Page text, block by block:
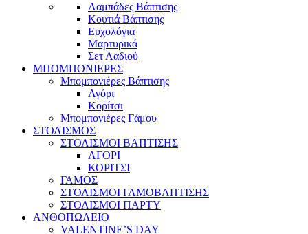
Λαμπάδες Βάπτισης
Κουτιά Βάπτισης
Ευχολόγια
Μαρτυρικά
Σετ Λαδιού
ΜΠΟΜΠΟΝΙΕΡΕΣ
Μπομπονιέρες Βάπτισης
Αγόρι
Κορίτσι
Μπομπονιέρες Γάμου
ΣΤΟΛΙΣΜΟΣ
ΣΤΟΛΙΣΜΟΙ ΒΑΠΤΙΣΗΣ
ΑΓΟΡΙ
ΚΟΡΙΤΣΙ
ΓΑΜΟΣ
ΣΤΟΛΙΣΜΟΙ ΓΑΜΟΒΑΠΤΙΣΗΣ
ΣΤΟΛΙΣΜΟΙ ΠΑΡΤΥ
ΑΝΘΟΠΩΛΕΙΟ
VALENTINE’S DAY